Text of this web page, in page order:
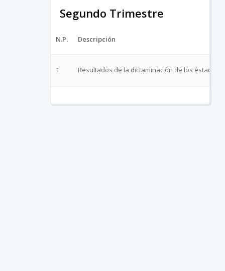
Segundo Trimestre
N.P. Descripción
1 Resultados de la dictaminación de los estados